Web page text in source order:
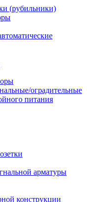
(рубильники)
оградительные
питания
арматуры
конструкции